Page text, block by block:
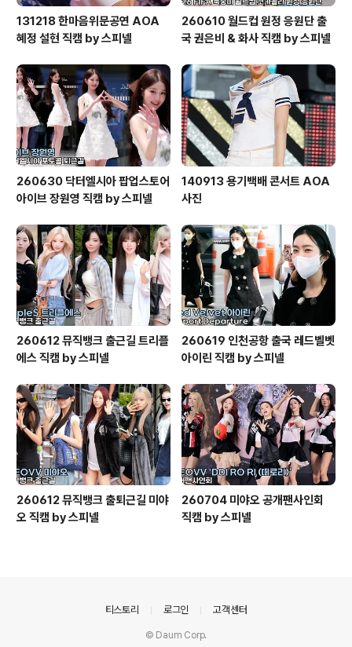
131218 한마음위문공연 AOA
혜정 설현 직캠 by 스피넬
260610 월드컵 원정 응원단 출
국 권은비 & 화사 직캠 by 스피넬
260630 닥터엘시아 팝업스토어
아이브 장원영 직캠 by 스피넬
140913 용기백배 콘서트 AOA
사진
260612 뮤직뱅크 출근길 트리플
에스 직캠 by 스피넬
260619 인천공항 출국 레드벨벳
아이린 직캠 by 스피넬
260612 뮤직뱅크 출퇴근길 미야
오 직캠 by 스피넬
260704 미야오 공개팬사인회
직캠 by 스피넬
티스토리 로그인 고객센터
© Daum Corp.